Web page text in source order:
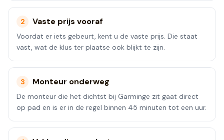
2 Vaste prijs vooraf
Voordat er iets gebeurt, kent u de vaste prijs. Die staat
vast, wat de klus ter plaatse ook blijkt te zijn.
3 Monteur onderweg
De monteur die het dichtst bij Garminge zit gaat direct
op pad en is er in de regel binnen 45 minuten tot een uur.